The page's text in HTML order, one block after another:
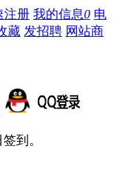
注册 我的信息0 电
藏 发招聘 网站商
到。